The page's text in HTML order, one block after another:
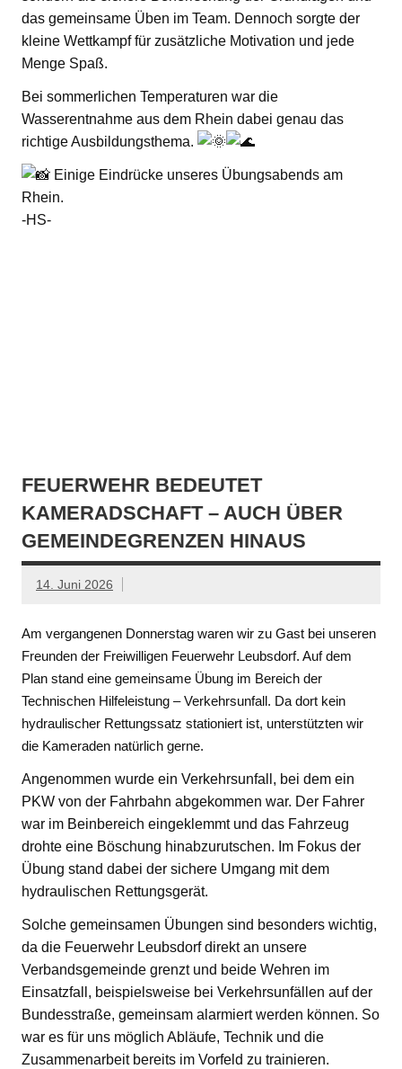
das gemeinsame Üben im Team. Dennoch sorgte der
kleine Wettkampf für zusätzliche Motivation und jede
Menge Spaß.
Bei sommerlichen Temperaturen war die
Wasserentnahme aus dem Rhein dabei genau das
richtige Ausbildungsthema.
Einige Eindrücke unseres Übungsabends am
Rhein.
-HS-
FEUERWEHR BEDEUTET
KAMERADSCHAFT – AUCH ÜBER
GEMEINDEGRENZEN HINAUS
14. Juni 2026
Am vergangenen Donnerstag waren wir zu Gast bei unseren
Freunden der Freiwilligen Feuerwehr Leubsdorf. Auf dem
Plan stand eine gemeinsame Übung im Bereich der
Technischen Hilfeleistung – Verkehrsunfall. Da dort kein
hydraulischer Rettungssatz stationiert ist, unterstützten wir
die Kameraden natürlich gerne.
Angenommen wurde ein Verkehrsunfall, bei dem ein
PKW von der Fahrbahn abgekommen war. Der Fahrer
war im Beinbereich eingeklemmt und das Fahrzeug
drohte eine Böschung hinabzurutschen. Im Fokus der
Übung stand dabei der sichere Umgang mit dem
hydraulischen Rettungsgerät.
Solche gemeinsamen Übungen sind besonders wichtig,
da die Feuerwehr Leubsdorf direkt an unsere
Verbandsgemeinde grenzt und beide Wehren im
Einsatzfall, beispielsweise bei Verkehrsunfällen auf der
Bundesstraße, gemeinsam alarmiert werden können. So
war es für uns möglich Abläufe, Technik und die
Zusammenarbeit bereits im Vorfeld zu trainieren.